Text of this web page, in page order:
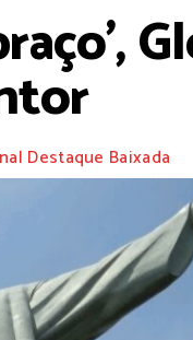
Destaque Baixada